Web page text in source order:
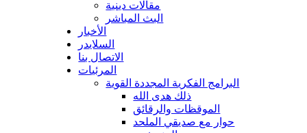
مقالات دينية
البث المباشر
الأخبار
السلايدر
الاتصال بنا
المرئيات
البرامج الفكرية المجددة القوية
ذلك هدى الله
الموقظات والرقائق
حوار مع صديقي الملحد